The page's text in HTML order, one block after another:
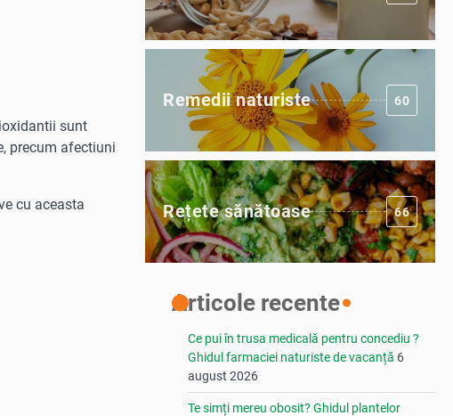
sunt
precum afectiuni
cu aceasta
Remedii naturiste 60
Rețete sănătoase 66
Articole recente
Ce pui în trusa medicală pentru concediu ?
Ghidul farmaciei naturiste de vacanță 6
august 2026
Te simți mereu obosit? Ghidul plantelor